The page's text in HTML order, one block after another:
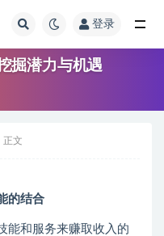
登录
掘潜力与机遇
正文
的结合
能和服务来赚取收入的